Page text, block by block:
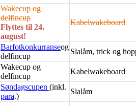
Wakecup og
delfincup
Flyttes til 24.
august!
Kabelwakeboard
Barfotkonkurranseog
delfincup
Slalåm, trick og
Wakecup og
delfincup
Kabelwakeboard
Søndagscupen (inkl.
para.)
Slalåm